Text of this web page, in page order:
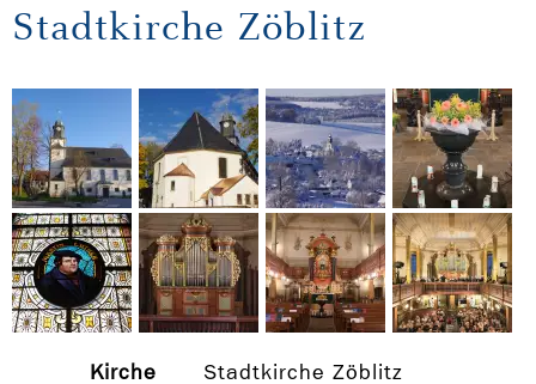
Stadtkirche Zöblitz
Kirche
Stadtkirche Zöblitz